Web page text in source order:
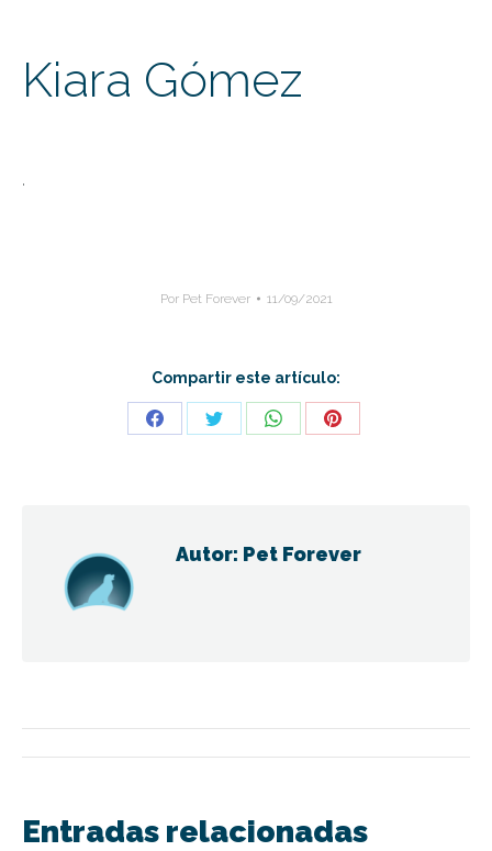
Kiara Gómez
.
Por Pet Forever 11/09/2021
Compartir este artículo:
Share
Share
Share
Share
Autor: Pet Forever
Navegación
entre
Entradas relacionadas